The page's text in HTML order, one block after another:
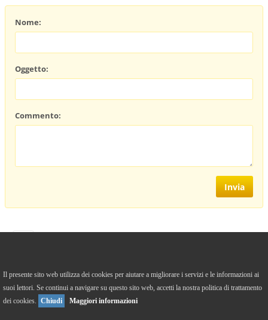
Nome:
Oggetto:
Commento:
Il presente sito web utilizza dei cookies per aiutare a migliorare i servizi e le informazioni ai
suoi lettori. Se continui a navigare su questo sito web, accetti la nostra politica di trattamento
dei cookies. Chiudi Maggiori informazioni
Versione Desktop